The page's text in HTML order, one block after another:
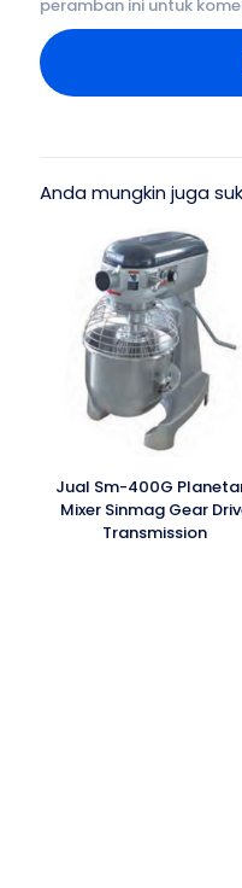
peramban ini untuk
Anda mungkin juga
Jual Sm-400G
Mixer Sinmag Gear
Transmission